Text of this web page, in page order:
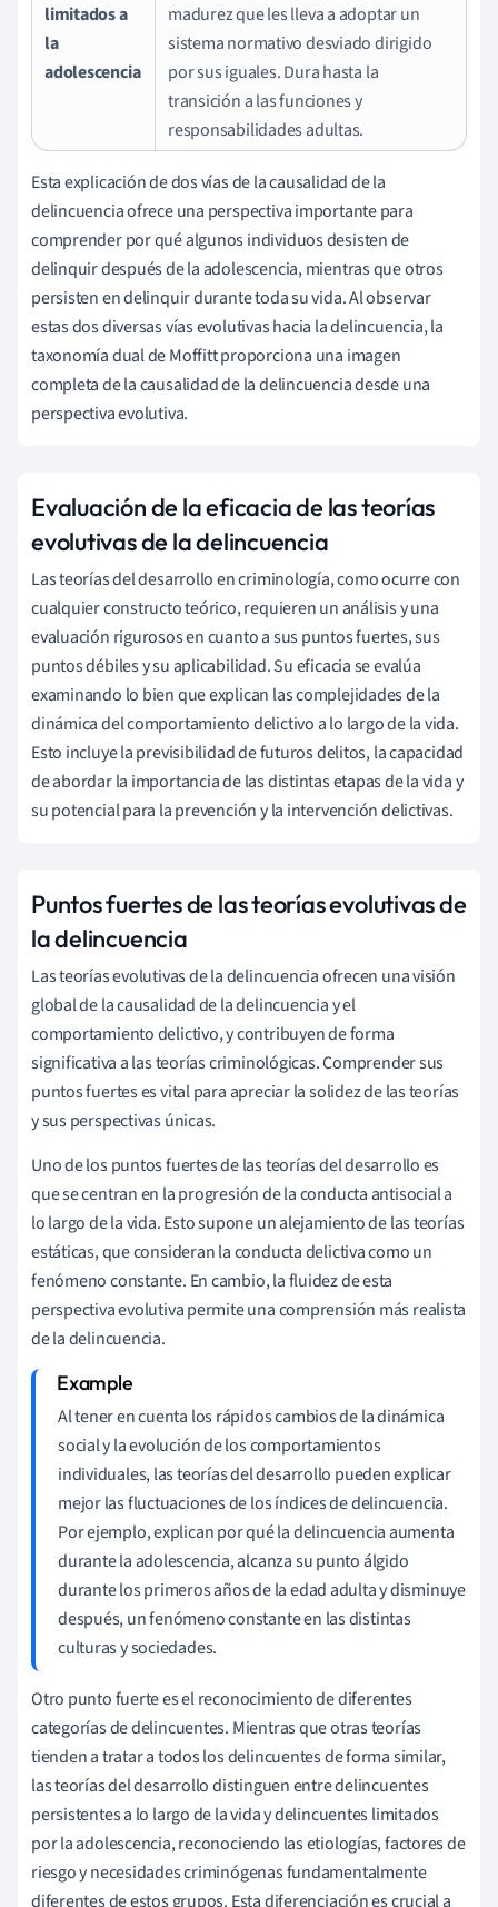
limitados a
la
adolescencia
madurez que les lleva a adoptar un
sistema normativo desviado dirigido
por sus iguales. Dura hasta la
transición a las funciones y
responsabilidades adultas.
Esta explicación de dos vías de la causalidad de la
delincuencia ofrece una perspectiva importante para
comprender por qué algunos individuos desisten de
delinquir después de la adolescencia, mientras que otros
persisten en delinquir durante toda su vida. Al observar
estas dos diversas vías evolutivas hacia la delincuencia, la
taxonomía dual de Moffitt proporciona una imagen
completa de la causalidad de la delincuencia desde una
perspectiva evolutiva.
Evaluación de la eficacia de las teorías
evolutivas de la delincuencia
Las teorías del desarrollo en criminología, como ocurre con
cualquier constructo teórico, requieren un análisis y una
evaluación rigurosos en cuanto a sus puntos fuertes, sus
puntos débiles y su aplicabilidad. Su eficacia se evalúa
examinando lo bien que explican las complejidades de la
dinámica del comportamiento delictivo a lo largo de la vida.
Esto incluye la previsibilidad de futuros delitos, la capacidad
de abordar la importancia de las distintas etapas de la vida y
su potencial para la prevención y la intervención delictivas.
Puntos fuertes de las teorías evolutivas de
la delincuencia
Las teorías evolutivas de la delincuencia ofrecen una visión
global de la causalidad de la delincuencia y el
comportamiento delictivo, y contribuyen de forma
significativa a las teorías criminológicas. Comprender sus
puntos fuertes es vital para apreciar la solidez de las teorías
y sus perspectivas únicas.
Uno de los puntos fuertes de las teorías del desarrollo es
que se centran en la progresión de la conducta antisocial a
lo largo de la vida. Esto supone un alejamiento de las teorías
estáticas, que consideran la conducta delictiva como un
fenómeno constante. En cambio, la fluidez de esta
perspectiva evolutiva permite una comprensión más realista
de la delincuencia.
Al tener en cuenta los rápidos cambios de la dinámica
social y la evolución de los comportamientos
individuales, las teorías del desarrollo pueden explicar
mejor las fluctuaciones de los índices de delincuencia.
Por ejemplo, explican por qué la delincuencia aumenta
durante la adolescencia, alcanza su punto álgido
durante los primeros años de la edad adulta y disminuye
después, un fenómeno constante en las distintas
culturas y sociedades.
Otro punto fuerte es el reconocimiento de diferentes
categorías de delincuentes. Mientras que otras teorías
tienden a tratar a todos los delincuentes de forma similar,
las teorías del desarrollo distinguen entre delincuentes
persistentes a lo largo de la vida y delincuentes limitados
por la adolescencia, reconociendo las etiologías, factores de
riesgo y necesidades criminógenas fundamentalmente
diferentes de estos grupos. Esta diferenciación es crucial a